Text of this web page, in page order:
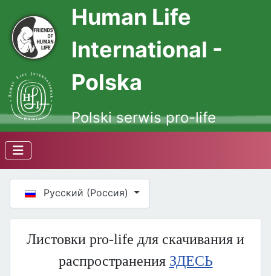
Human Life
International -
Polska
Polski serwis pro-life
Русский (Россия)
Листовки pro-life для скачивания и
распространения ЗДЕСЬ